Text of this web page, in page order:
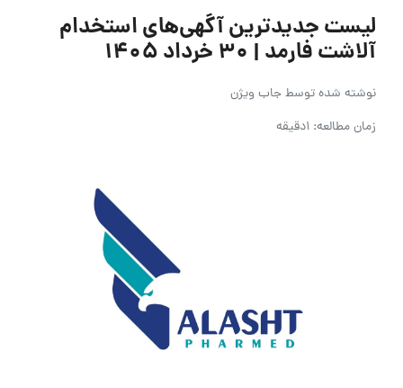
لیست جدیدترین آگهی‌های استخدام
آلاشت فارمد | ۳۰ خرداد ۱۴۰۵
نوشته شده توسطجاب ویژن
زمان مطالعه: 1دقیقه